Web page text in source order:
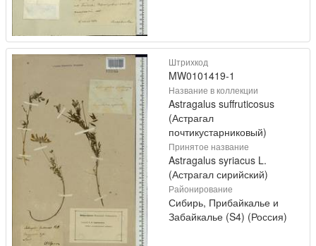
Штрихкод
MW0101419-1
Название в коллекции
Astragalus suffruticosus
(Астрагал
почтикустарниковый)
Принятое название
Astragalus syriacus L.
(Астрагал сирийский)
Районирование
Сибирь, Прибайкалье и
Забайкалье (S4) (Россия)